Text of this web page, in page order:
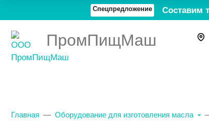
Спецпредложение Составим
ПромПищМаш
Главная Оборудование для изготовления масла